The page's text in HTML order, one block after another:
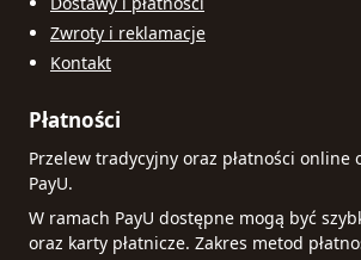
Zwroty i reklamacje
Kontakt
Płatności
Przelew tradycyjny oraz płatności online
PayU.
W ramach PayU dostępne mogą być
oraz karty płatnicze. Zakres metod